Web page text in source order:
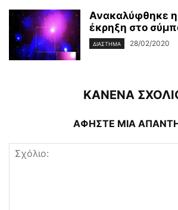
Ανακαλύφθηκε η
έκρηξη στο
ΔΙΆΣΤΗΜΑ 28/02/2020
ΚΑΝΕΝΑ
ΑΦΗΣΤΕ ΜΙΑ